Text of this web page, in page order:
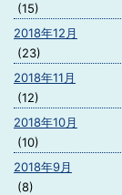
(15)
2018年12月
(23)
2018年11月
(12)
2018年10月
(10)
2018年9月
(8)